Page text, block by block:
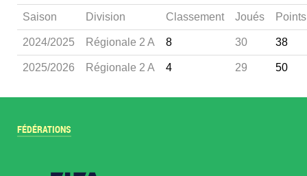
Saison Division Classement Joués Points
2024/2025 Régionale 2 A 8 30 38
2025/2026 Régionale 2 A 4 29 50
FÉDÉRATIONS